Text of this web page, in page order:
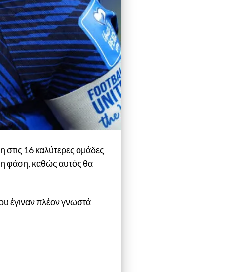
στις 16 καλύτερες ομάδες
φάση, καθώς αυτός θα
έγιναν πλέον γνωστά